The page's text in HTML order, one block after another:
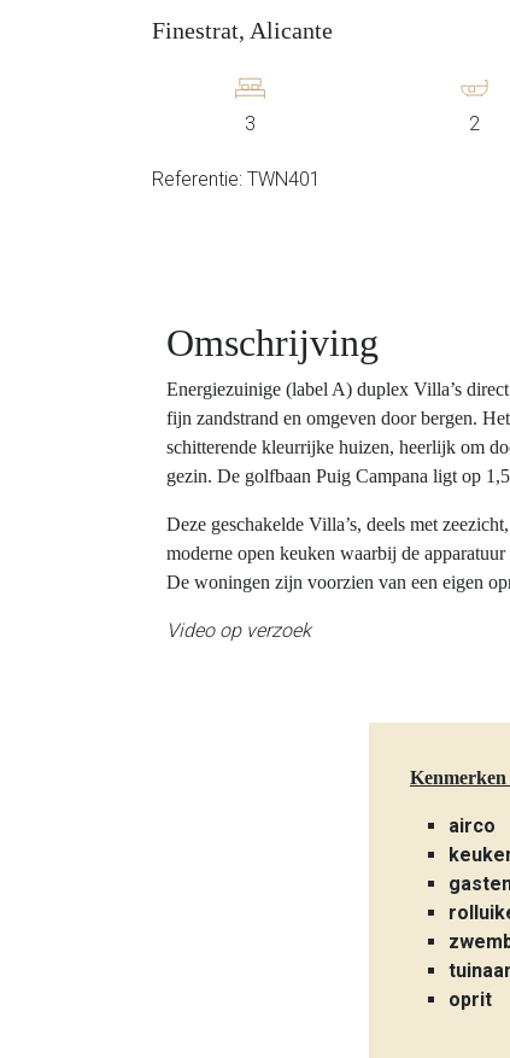
Finestrat, Alicante
3 2
Referentie: TWN401
Omschrijving
Energiezuinige (label A) duplex Villa’s
fijn zandstrand en omgeven door bergen.
schitterende kleurrijke huizen, heerlijk om
gezin. De golfbaan Puig Campana ligt op
Deze geschakelde Villa’s, deels met
moderne open keuken waarbij de
De woningen zijn voorzien van een eigen
Video op verzoek
airco
oprit